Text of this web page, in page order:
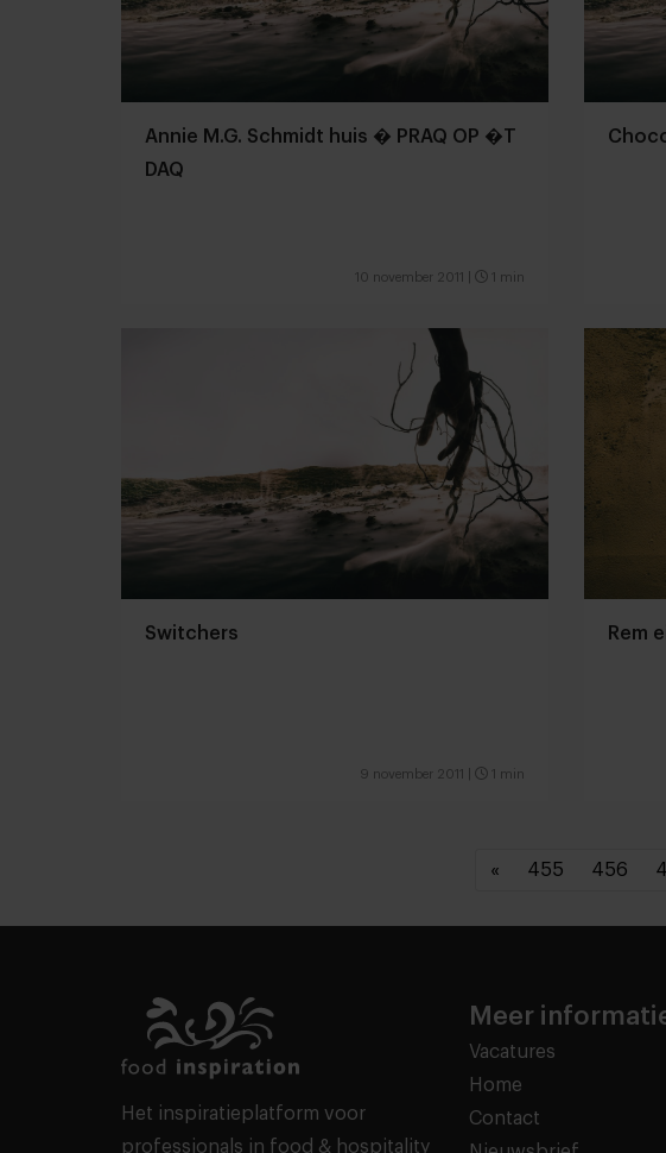
Annie M.G. Schmidt huis � PRAQ OP �T
DAQ
10 november 2011 1 min
Switchers
9 november 2011 1 min
Rem
« 455 456
Het inspiratieplatform voor
professionals in food & hospitality
Meer
Vacatures
Home
Contact